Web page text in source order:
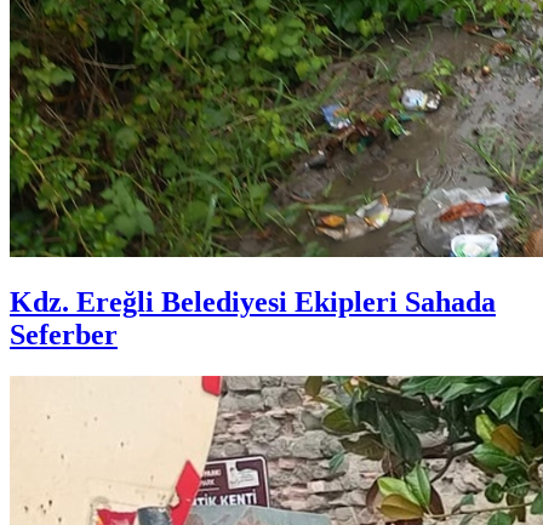
Kdz. Ereğli Belediyesi Ekipleri Sahada
Seferber